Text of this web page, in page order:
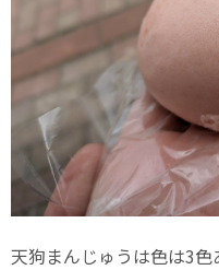
天狗まんじゅうは色は3